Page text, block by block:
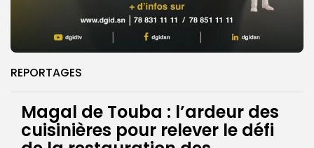
REPORTAGES
Magal de Touba : l’ardeur des
cuisinières pour relever le défi